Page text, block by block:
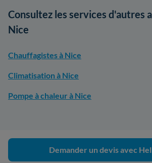
Consultez les services d'autres
Nice
Chauffagistes à Nice
Climatisation à Nice
Pompe à chaleur à Nice
Demander un devis avec